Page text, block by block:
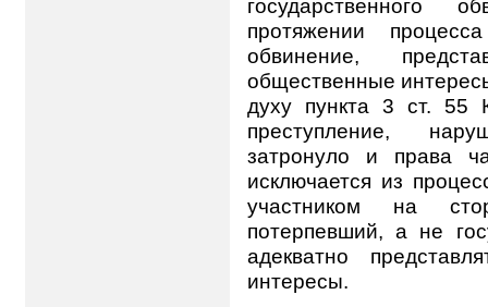
государственного
протяжении
обвинение,
общественные
духу пункта 3 ст. 55
преступление,
затронуло и права
исключается из
участником на
потерпевший, а не
адекватно
интересы.